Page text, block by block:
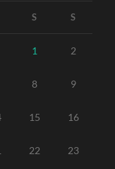
S S
1 2
8 9
15 16
22 23